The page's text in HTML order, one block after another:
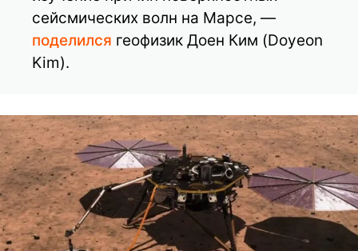
сейсмических волн на Марсе, —
поделился геофизик Доен Ким (Doyeon
Kim).